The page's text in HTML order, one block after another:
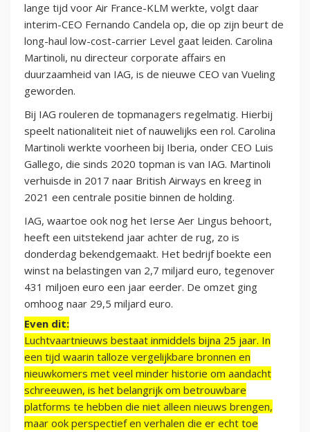
lange tijd voor Air France-KLM werkte, volgt daar
interim-CEO Fernando Candela op, die op zijn beurt de
long-haul low-cost-carrier Level gaat leiden. Carolina
Martinoli, nu directeur corporate affairs en
duurzaamheid van IAG, is de nieuwe CEO van Vueling
geworden.
Bij IAG rouleren de topmanagers regelmatig. Hierbij
speelt nationaliteit niet of nauwelijks een rol. Carolina
Martinoli werkte voorheen bij Iberia, onder CEO Luis
Gallego, die sinds 2020 topman is van IAG. Martinoli
verhuisde in 2017 naar British Airways en kreeg in
2021 een centrale positie binnen de holding.
IAG, waartoe ook nog het Ierse Aer Lingus behoort,
heeft een uitstekend jaar achter de rug, zo is
donderdag bekendgemaakt. Het bedrijf boekte een
winst na belastingen van 2,7 miljard euro, tegenover
431 miljoen euro een jaar eerder. De omzet ging
omhoog naar 29,5 miljard euro.
Even dit:
Luchtvaartnieuws bestaat inmiddels bijna 25 jaar. In
een tijd waarin talloze vergelijkbare bronnen en
nieuwkomers met veel minder historie om aandacht
schreeuwen, is het belangrijk om betrouwbare
platforms te hebben die niet alleen nieuws brengen,
maar ook perspectief en verhalen die er echt toe